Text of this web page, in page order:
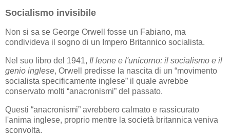
Socialismo invisibile
Non si sa se George Orwell fosse un Fabiano, ma
condivideva il sogno di un Impero Britannico socialista.
Nel suo libro del 1941, Il leone e l'unicorno: il socialismo e il
genio inglese, Orwell predisse la nascita di un “movimento
socialista specificamente inglese” il quale avrebbe
conservato molti “anacronismi” del passato.
Questi “anacronismi” avrebbero calmato e rassicurato
l'anima inglese, proprio mentre la società britannica veniva
sconvolta.